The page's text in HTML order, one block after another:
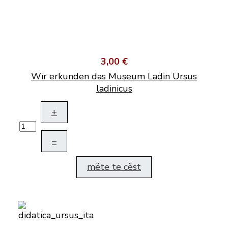
3,00 €
Wir erkunden das Museum Ladin Ursus
ladinicus
+
–
mëte te cëst